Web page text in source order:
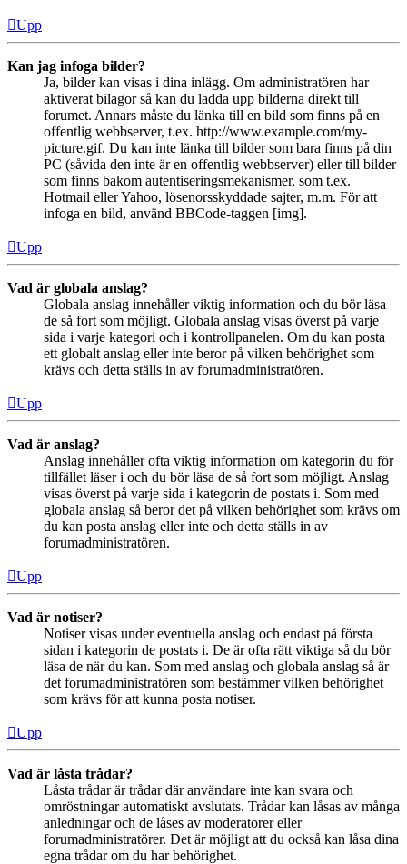
Upp
Kan jag infoga bilder?
Ja, bilder kan visas i dina inlägg. Om administratören har
aktiverat bilagor så kan du ladda upp bilderna direkt till
forumet. Annars måste du länka till en bild som finns på en
offentlig webbserver, t.ex. http://www.example.com/my-
picture.gif. Du kan inte länka till bilder som bara finns på din
PC (såvida den inte är en offentlig webbserver) eller till bilder
som finns bakom autentiseringsmekanismer, som t.ex.
Hotmail eller Yahoo, lösenorsskyddade sajter, m.m. För att
infoga en bild, använd BBCode-taggen [img].
Upp
Vad är globala anslag?
Globala anslag innehåller viktig information och du bör läsa
de så fort som möjligt. Globala anslag visas överst på varje
sida i varje kategori och i kontrollpanelen. Om du kan posta
ett globalt anslag eller inte beror på vilken behörighet som
krävs och detta ställs in av forumadministratören.
Upp
Vad är anslag?
Anslag innehåller ofta viktig information om kategorin du för
tillfället läser i och du bör läsa de så fort som möjligt. Anslag
visas överst på varje sida i kategorin de postats i. Som med
globala anslag så beror det på vilken behörighet som krävs om
du kan posta anslag eller inte och detta ställs in av
forumadministratören.
Upp
Vad är notiser?
Notiser visas under eventuella anslag och endast på första
sidan i kategorin de postats i. De är ofta rätt viktiga så du bör
läsa de när du kan. Som med anslag och globala anslag så är
det forumadministratören som bestämmer vilken behörighet
som krävs för att kunna posta notiser.
Upp
Vad är låsta trådar?
Låsta trådar är trådar där användare inte kan svara och
omröstningar automatiskt avslutats. Trådar kan låsas av många
anledningar och de låses av moderatorer eller
forumadministratörer. Det är möjligt att du också kan låsa dina
egna trådar om du har behörighet.